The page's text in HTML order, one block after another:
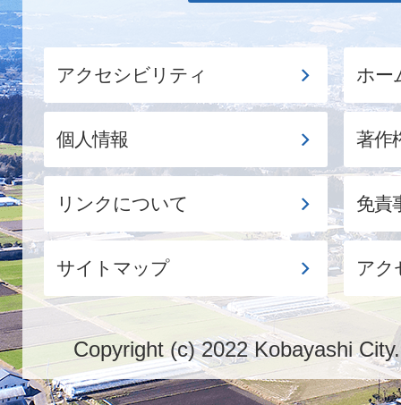
アクセシビリティ ホー
個人情報 著作
リンクについて 免責
サイトマップ アク
Copyright (c) 2022 Kobayashi